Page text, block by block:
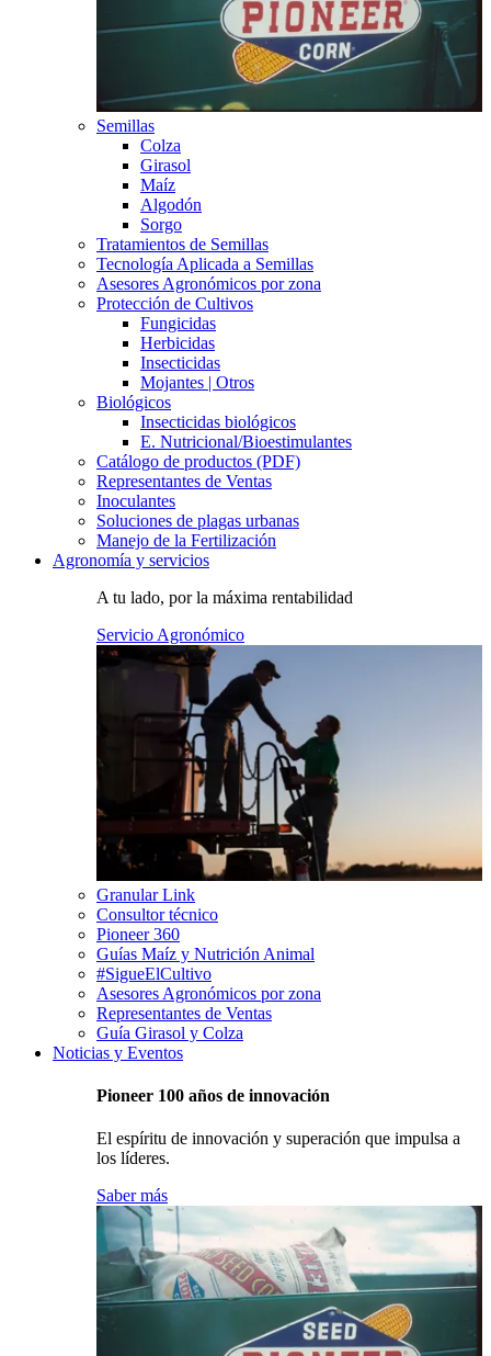
Semillas
Colza
Girasol
Maíz
Algodón
Sorgo
Tratamientos de Semillas
Tecnología Aplicada a Semillas
Asesores Agronómicos por zona
Protección de Cultivos
Fungicidas
Herbicidas
Insecticidas
Mojantes | Otros
Biológicos
Insecticidas biológicos
E. Nutricional/Bioestimulantes
Catálogo de productos (PDF)
Representantes de Ventas
Inoculantes
Soluciones de plagas urbanas
Manejo de la Fertilización
Agronomía y servicios
A tu lado, por la máxima rentabilidad
Servicio Agronómico
Granular Link
Consultor técnico
Pioneer 360
Guías Maíz y Nutrición Animal
#SigueElCultivo
Asesores Agronómicos por zona
Representantes de Ventas
Guía Girasol y Colza
Noticias y Eventos
Pioneer 100 años de innovación
El espíritu de innovación y superación que impulsa a
los líderes.
Saber más